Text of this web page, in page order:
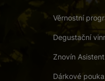
Věrnostní
Degustační
Znovín Asistent
Dárkové